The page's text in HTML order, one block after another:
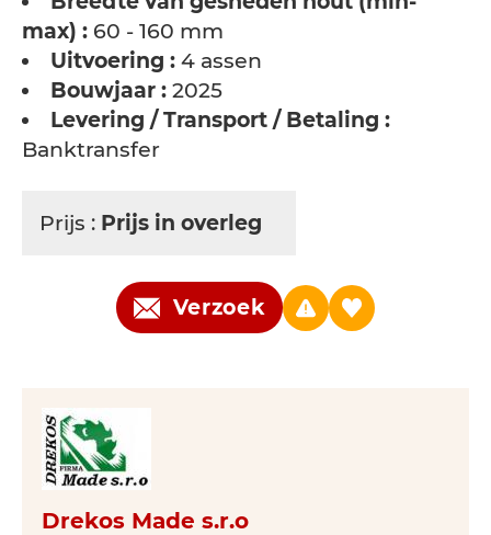
max) : 60 - 160 mm
Uitvoering : 4 assen
Bouwjaar : 2025
Levering / Transport / Betaling :
Banktransfer
Prijs : Prijs in overleg
Verzoek
Drekos Made s.r.o